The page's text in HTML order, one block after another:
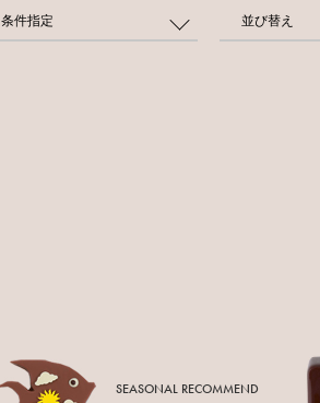
条件指定 並び替え
SEASONAL RECOMMEND